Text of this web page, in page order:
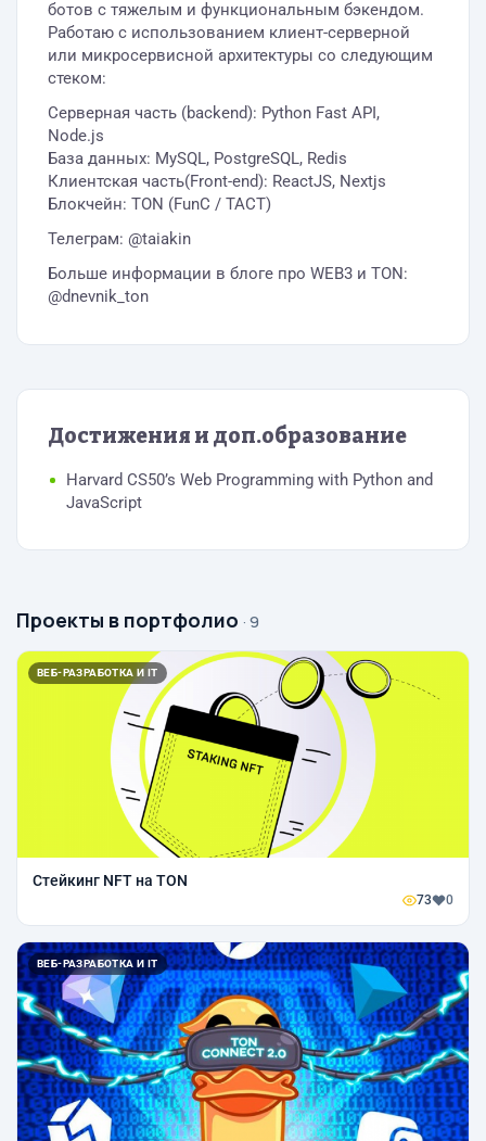
ботов с тяжелым и функциональным бэкендом.
Работаю с использованием клиент-серверной
или микросервисной архитектуры со следующим
стеком:
Серверная часть (backend): Python Fast API,
Node.js
База данных: MySQL, PostgreSQL, Redis
Клиентская часть(Front-end): ReactJS, Nextjs
Блокчейн: TON (FunC / TACT)
Телеграм: @taiakin
Больше информации в блоге про WEB3 и TON:
@dnevnik_ton
Достижения и доп.образование
Harvard CS50’s Web Programming with Python and
JavaScript
Проекты в портфолио · 9
ВЕБ-РАЗРАБОТКА И IT
Стейкинг NFT на TON
73 0
ВЕБ-РАЗРАБОТКА И IT